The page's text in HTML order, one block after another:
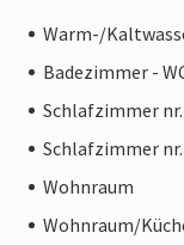
Warm-/
Badezimmer -
Schlafzimmer
Schlafzimmer
Wohnraum
Wohnraum/